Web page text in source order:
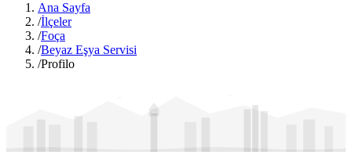
Ana Sayfa
/İlçeler
/Foça
/Beyaz Eşya Servisi
/Profilo